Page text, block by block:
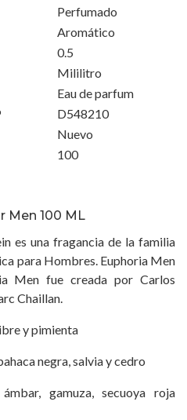
Perfumado
Aromático
0.5
Mililitro
Eau de parfum
D548210
Nuevo
100
Men 100 ML
es una fragancia de la familia
para Hombres. Euphoria Men
Men fue creada por Carlos
Chaillan.
y pimienta
negra, salvia y cedro
gamuza, secuoya roja